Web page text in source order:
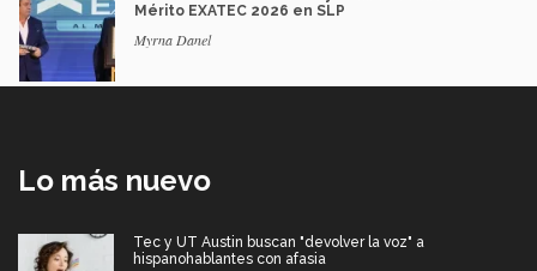
Mérito EXATEC 2026 en SLP
Myrna Danel
Lo más nuevo
Tec y UT Austin buscan "devolver la voz" a
hispanohablantes con afasia